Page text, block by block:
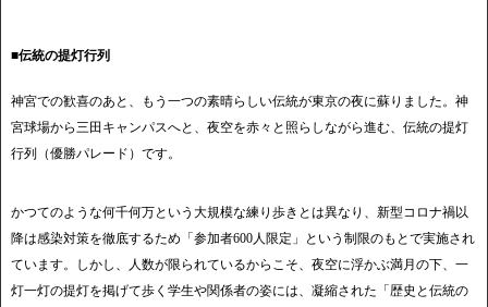
■伝統の提灯行列
神宮での歓喜のあと、もう一つの素晴らしい伝統が東京の夜に蘇りました。神
宮球場から三田キャンパスへと、夜空を赤々と照らしながら進む、伝統の提灯
行列（優勝パレード）です。
かつてのような何千何万という大規模な練り歩きとは異なり、新型コロナ禍以
降は感染対策を徹底するため「参加者600人限定」という制限のもとで実施され
ています。しかし、人数が限られているからこそ、夜空に浮かぶ満月の下、一
灯一灯の提灯を掲げて歩く学生や関係者の姿には、凝縮された「歴史と伝統の